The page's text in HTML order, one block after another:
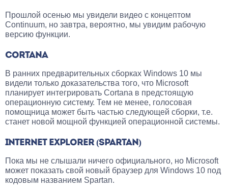
Прошлой осенью мы увидели видео с концептом
Continuum, но завтра, вероятно, мы увидим рабочую
версию функции.
CORTANA
В ранних предварительных сборках Windows 10 мы
видели только доказательства того, что Microsoft
планирует интегрировать Cortana в предстоящую
операционную систему. Тем не менее, голосовая
помощница может быть частью следующей сборки, т.е.
станет новой мощной функцией операционной системы.
INTERNET EXPLORER (SPARTAN)
Пока мы не слышали ничего официального, но Microsoft
может показать свой новый браузер для Windows 10 под
кодовым названием Spartan.